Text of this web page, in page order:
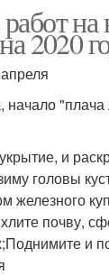
на
2020
начало
и
головы
железного
почву,
и